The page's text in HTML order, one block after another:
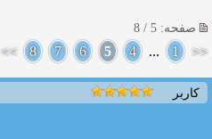
صفحه: 5 / 8
<<
1
...
4
5
6
7
8
>>
کاربر